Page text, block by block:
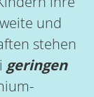
und
stehen
geringen